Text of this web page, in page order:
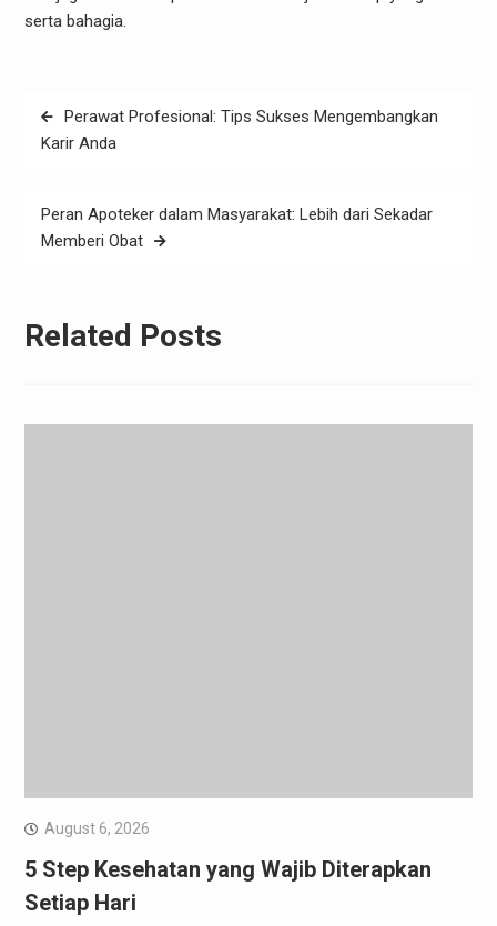
serta bahagia.
Post
navigation
Perawat Profesional: Tips Sukses Mengembangkan
Karir Anda
Peran Apoteker dalam Masyarakat: Lebih dari Sekadar
Memberi Obat
Related Posts
August 6, 2026
5 Step Kesehatan yang Wajib Diterapkan
Setiap Hari